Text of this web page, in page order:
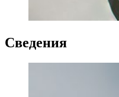
Сведения